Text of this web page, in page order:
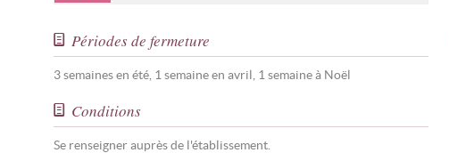
Périodes de fermeture
3 semaines en été, 1 semaine en avril, 1 semaine à Noël
Conditions
Se renseigner auprès de l'établissement.